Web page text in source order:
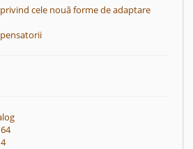
cele nouă forme de adaptare